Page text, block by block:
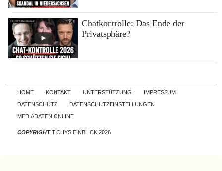
Chatkontrolle: Das Ende der
Privatsphäre?
Skip to content
HOME KONTAKT UNTERSTÜTZUNG
IMPRESSUM
DATENSCHUTZ
DATENSCHUTZEINSTELLUNGEN
MEDIADATEN ONLINE
COPYRIGHTTICHYS EINBLICK 2026